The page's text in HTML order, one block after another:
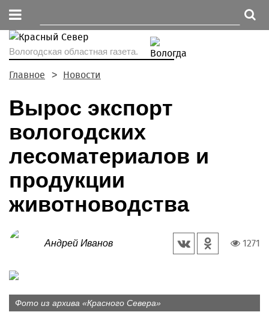
Вологодская областная газета.
Главное Новости
Вырос экспорт
вологодских
лесоматериалов и
продукции
животноводства
Андрей Иванов 1271
Фото из архива «Красного Севера»